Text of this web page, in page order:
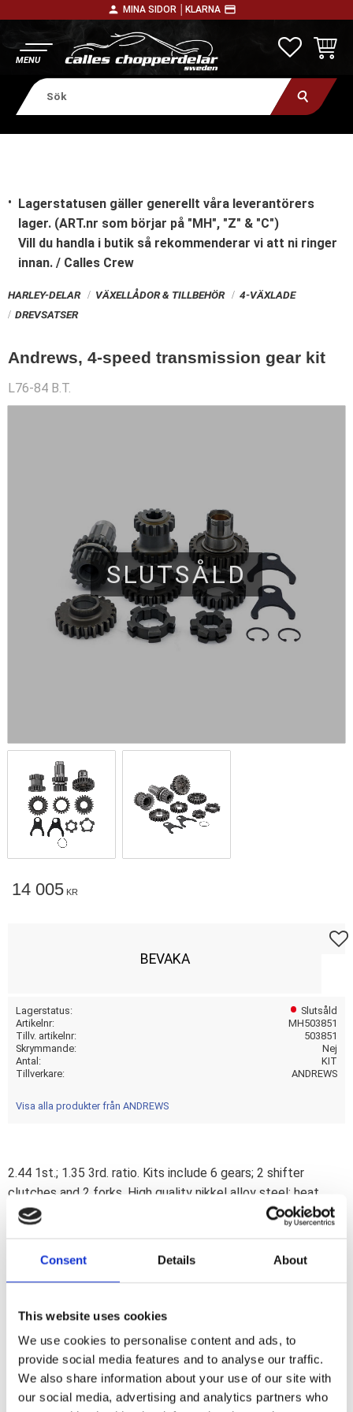
Consent Details About
This website uses cookies
We use cookies to personalise content and ads, to
provide social media features and to analyse our traffic.
We also share information about your use of our site with
our social media, advertising and analytics partners who
person MINA SIDOR │ KLARNA payment
Lagerstatusen gäller generellt våra leverantörers
lager. (ART.nr som börjar på "MH", "Z" & "C")
Vill du handla i butik så rekommenderar vi att ni ringer
innan. / Calles Crew
HARLEY-DELAR VÄXELLÅDOR & TILLBEHÖR
4-VÄXLADE
DREVSATSER
Andrews, 4-speed transmission gear kit
L76-84 B.T.
SLUTSÅLD
14 005 KR
BEVAKA
Lagerstatus
Slutsåld
Artikelnr
MH503851
Tillv. artikelnr
503851
Skrymmande
Nej
Antal
KIT
Tillverkare
ANDREWS
Visa alla produkter från ANDREWS
2.44 1st.; 1.35 3rd. ratio. Kits include 6 gears; 2 shifter
clutches and 2 forks. High quality nikkel alloy steel; heat
treated and shot peened. 2.44/1.1.23 ratio are usually best
2.60/1.35 ratio gives a better pull at the traffic light for
Note: A lower gear ratio number gives a lower RPM. Knowing
Dela med dig